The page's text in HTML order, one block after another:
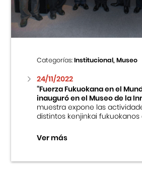
Categorías:Institucional, Museo
24/11/2022
“Fuerza Fukuokana en el
inauguró en el Museo de la
muestra expone las
distintos kenjinkai fukuokanos
Ver más